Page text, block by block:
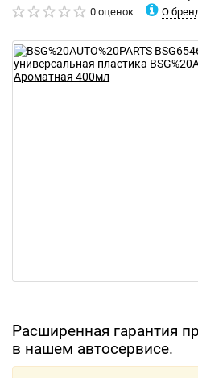
0 оценок О
Расширенная гарантия
в нашем автосервисе.